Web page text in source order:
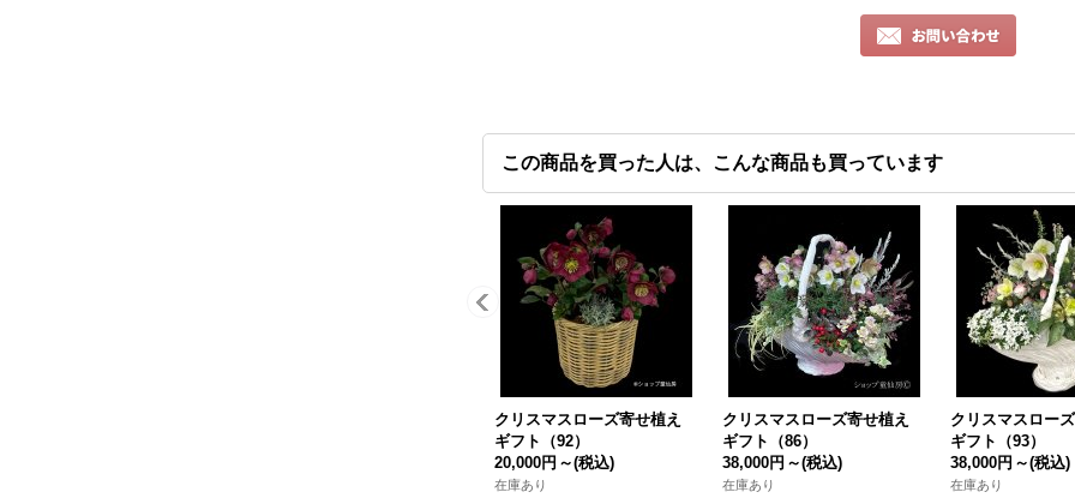
この商品を買った人は、こんな商品も買っています
クリスマスローズ寄せ植え
ギフト（92）
20,000円 ～(税込)
在庫あり
クリスマスローズ寄せ植え
ギフト（86）
38,000円 ～(税込)
在庫あり
クリスマスロー
ギフト（93）
38,000円 ～(税込)
在庫あり